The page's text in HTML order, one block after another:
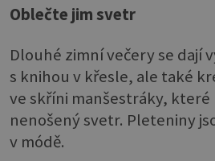
Oblečte jim svetr
Dlouhé zimní večery se dají
s knihou v křesle, ale také
ve skříni manšestráky,
nenošený svetr. Pleteniny
v módě.